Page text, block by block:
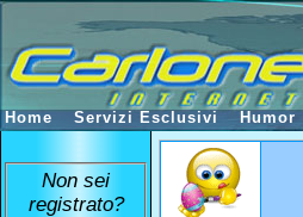
Non sei
registrato?
Home Servizi Esclusivi Humor